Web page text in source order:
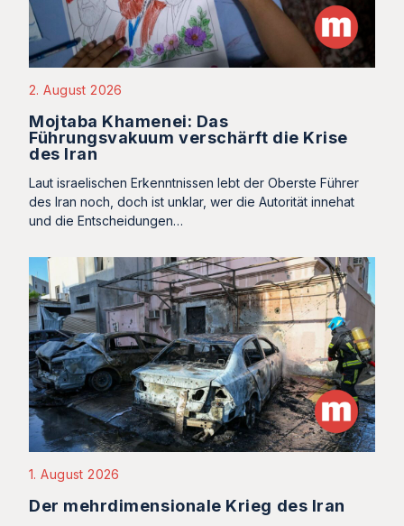
2. August 2026
Mojtaba Khamenei: Das
Führungsvakuum verschärft die Krise
des Iran
Laut israelischen Erkenntnissen lebt der Oberste Führer
des Iran noch, doch ist unklar, wer die Autorität innehat
und die Entscheidungen…
1. August 2026
Der mehrdimensionale Krieg des Iran